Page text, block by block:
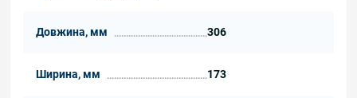
Довжина, мм 306
Ширина, мм 173